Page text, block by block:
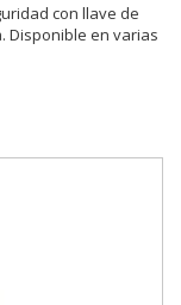
con llave de
Disponible en varias